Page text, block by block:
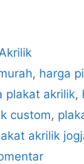
, harga
plakat akrilik,
custom,
akrilik